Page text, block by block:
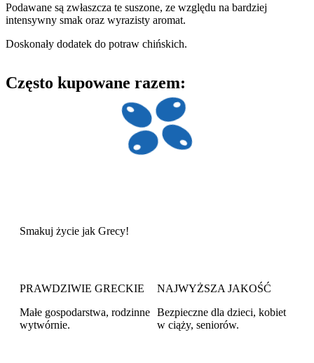
Podawane są zwłaszcza te suszone, ze względu na bardziej
intensywny smak oraz wyrazisty aromat.
Doskonały dodatek do potraw chińskich.
Często kupowane razem:
Smakuj życie jak Grecy!
PRAWDZIWIE GRECKIE
Małe gospodarstwa, rodzinne
wytwórnie.
NAJWYŻSZA JAKOŚĆ
Bezpieczne dla dzieci, kobiet
w ciąży, seniorów.